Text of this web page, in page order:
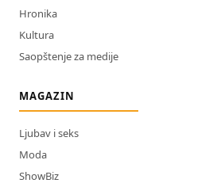
Hronika
Kultura
Saopštenje za medije
MAGAZIN
Ljubav i seks
Moda
ShowBiz